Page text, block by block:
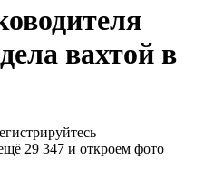
вахтой в
29 347 и откроем фото